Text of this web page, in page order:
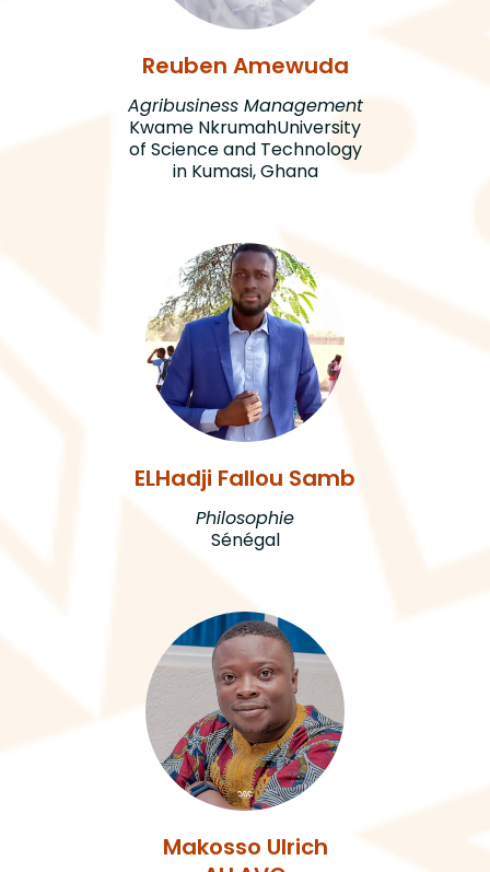
Reuben Amewuda
Agribusiness Management
Kwame NkrumahUniversity
of Science and Technology
in Kumasi, Ghana
ELHadji Fallou Samb
Philosophie
Sénégal
Makosso Ulrich